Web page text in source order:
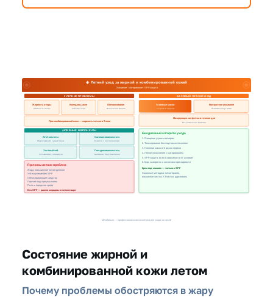
Состояние жирной и
комбинированной кожи летом
Почему проблемы обостряются в жару